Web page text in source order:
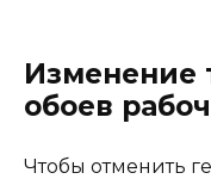
Изменение
обоев
Чтобы отменить